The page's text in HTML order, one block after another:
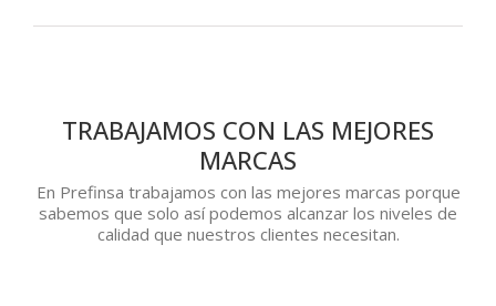
TRABAJAMOS CON LAS MEJORES
MARCAS
En Prefinsa trabajamos con las mejores marcas porque
sabemos que solo así podemos alcanzar los niveles de
calidad que nuestros clientes necesitan.